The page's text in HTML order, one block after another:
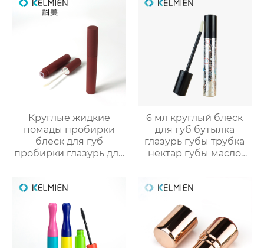
Круглые жидкие
помады пробирки
блеск для губ
пробирки глазурь для
пробирки макияж
пакеты
6 мл круглый блеск
для губ бутылка
глазурь губы трубка
нектар губы масло
упаковка маркировка